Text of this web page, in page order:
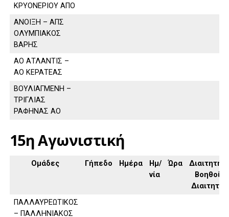
ΚΡΥΟΝΕΡΙΟΥ ΑΠΟ
ΑΝΟΙΞΗ – ΑΠΣ
ΟΛΥΜΠΙΑΚΟΣ
ΒΑΡΗΣ
ΑΟ ΑΤΛΑΝΤΙΣ –
ΑΟ ΚΕΡΑΤΕΑΣ
ΒΟΥΛΙΑΓΜΕΝΗ –
ΤΡΙΓΛΙΑΣ
ΡΑΦΗΝΑΣ ΑΟ
15η Αγωνιστική
Ομάδες Γήπεδο Ημέρα
Ημ/
νία
Ώρα
Διαιτητής,
Βοηθοί
Διαιτητή
ΠΑΛΛΑΥΡΕΩΤΙΚΟΣ
– ΠΑΛΛΗΝΙΑΚΟΣ